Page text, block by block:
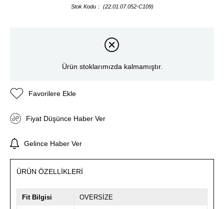
Stok Kodu (22.01.07.052-C109)
Ürün stoklarımızda kalmamıştır.
Favorilere Ekle
Fiyat Düşünce Haber Ver
Gelince Haber Ver
ÜRÜN ÖZELLIKLERI
Fit Bilgisi OVERSİZE